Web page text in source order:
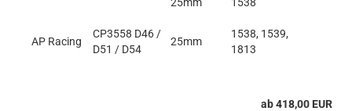
AP Racing
CP3558 D46 /
D51 / D54
25mm
1538, 1539,
1813
ab 418,00 EUR